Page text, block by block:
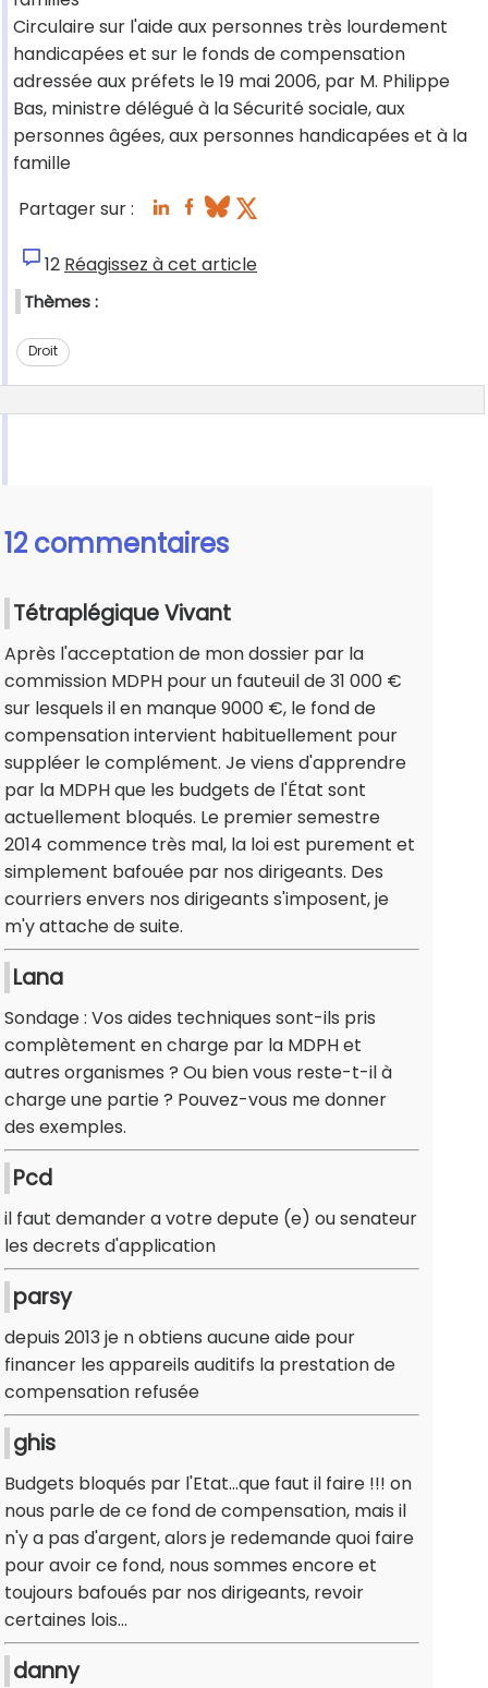
Circulaire sur l'aide aux personnes très lourdement
handicapées et sur le fonds de compensation
adressée aux préfets le 19 mai 2006, par M. Philippe
Bas, ministre délégué à la Sécurité sociale, aux
personnes âgées, aux personnes handicapées et à la
famille
Partager sur :
12 Réagissez à cet article
Thèmes :
Droit
12 commentaires
Tétraplégique Vivant
Après l'acceptation de mon dossier par la
commission MDPH pour un fauteuil de 31 000 €
sur lesquels il en manque 9000 €, le fond de
compensation intervient habituellement pour
suppléer le complément. Je viens d'apprendre
par la MDPH que les budgets de l'État sont
actuellement bloqués. Le premier semestre
2014 commence très mal, la loi est purement et
simplement bafouée par nos dirigeants. Des
courriers envers nos dirigeants s'imposent, je
m'y attache de suite.
Lana
Sondage : Vos aides techniques sont-ils pris
complètement en charge par la MDPH et
autres organismes ? Ou bien vous reste-t-il à
charge une partie ? Pouvez-vous me donner
des exemples.
Pcd
il faut demander a votre depute (e) ou senateur
les decrets d'application
parsy
depuis 2013 je n obtiens aucune aide pour
financer les appareils auditifs la prestation de
compensation refusée
ghis
Budgets bloqués par l'Etat...que faut il faire !!! on
nous parle de ce fond de compensation, mais il
n'y a pas d'argent, alors je redemande quoi faire
pour avoir ce fond, nous sommes encore et
toujours bafoués par nos dirigeants, revoir
certaines lois...
danny